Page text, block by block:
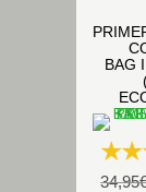
BAG
34,95